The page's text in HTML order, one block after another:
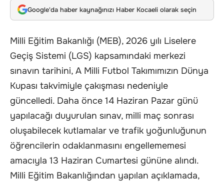
Google'da haber kaynağınızı Haber Kocaeli olarak seçin
Milli Eğitim Bakanlığı (MEB), 2026 yılı Liselere
Geçiş Sistemi (LGS) kapsamındaki merkezi
sınavın tarihini, A Milli Futbol Takımımızın Dünya
Kupası takvimiyle çakışması nedeniyle
güncelledi. Daha önce 14 Haziran Pazar günü
yapılacağı duyurulan sınav, milli maç sonrası
oluşabilecek kutlamalar ve trafik yoğunluğunun
öğrencilerin odaklanmasını engellememesi
amacıyla 13 Haziran Cumartesi gününe alındı.
Milli Eğitim Bakanlığından yapılan açıklamada,